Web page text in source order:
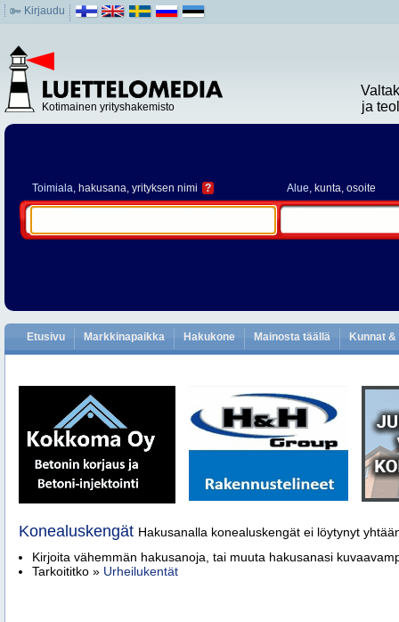
Kirjaudu
Kotimainen yrityshakemisto
ja
Toimiala, hakusana, yrityksen nimi ? Alue, kunta, osoite
Etusivu Markkinapaikka Hakukone Mainosta täällä Kunnat
Konealuskengät Hakusanalla konealuskengät ei löytynyt
Kirjoita vähemmän hakusanoja, tai muuta hakusanasi
Tarkoititko » Urheilukentät